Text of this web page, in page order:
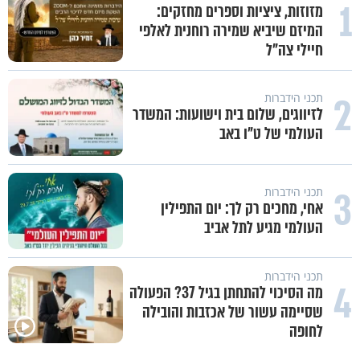
1
מזוזות, ציציות וספרים מחזקים:
המיזם שיביא שמירה רוחנית לאלפי
חיילי צה"ל
2 תכני הידברות
לזיווגים, שלום בית וישועות: המשדר
העולמי של ט"ו באב
3 תכני הידברות
אחי, מחכים רק לך: יום התפילין
העולמי מגיע לתל אביב
4 תכני הידברות
מה הסיכוי להתחתן בגיל 37? הפעולה
שסיימה עשור של אכזבות והובילה
לחופה